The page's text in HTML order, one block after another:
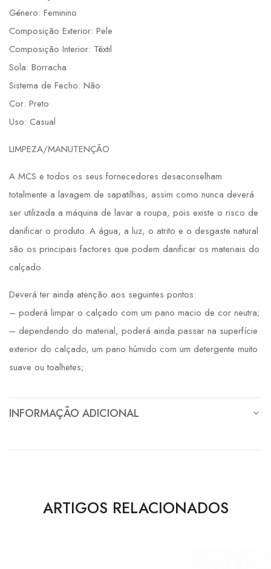
Género: Feminino
Composição Exterior: Pele
Composição Interior: Têxtil
Sola: Borracha
Sistema de Fecho: Não
Cor: Preto
Uso: Casual
LIMPEZA/MANUTENÇÃO
A MCS e todos os seus fornecedores desaconselham
totalmente a lavagem de sapatilhas, assim como nunca deverá
ser utilizada a máquina de lavar a roupa, pois existe o risco de
danificar o produto. A água, a luz, o atrito e o desgaste natural
são os principais factores que podem danificar os materiais do
calçado.
Deverá ter ainda atenção aos seguintes pontos:
– poderá limpar o calçado com um pano macio de cor neutra;
– dependendo do material, poderá ainda passar na superfície
exterior do calçado, um pano húmido com um detergente muito
suave ou toalhetes;
INFORMAÇÃO ADICIONAL
ARTIGOS RELACIONADOS